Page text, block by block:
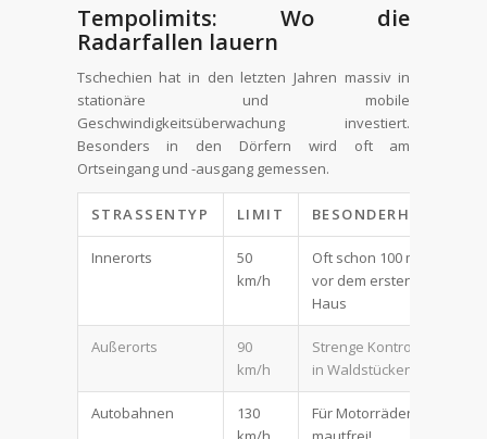
Tempolimits: Wo die
Radarfallen lauern
Tschechien hat in den letzten Jahren massiv in
stationäre und mobile
Geschwindigkeitsüberwachung investiert.
Besonders in den Dörfern wird oft am
Ortseingang und -ausgang gemessen.
STRASSENTYP LIMIT BESONDERHEIT
Innerorts
50
km/h
Oft schon 100 m
vor dem ersten
Haus
Außerorts
90
km/h
Strenge Kontrollen
in Waldstücken
Autobahnen
130
Für Motorräder